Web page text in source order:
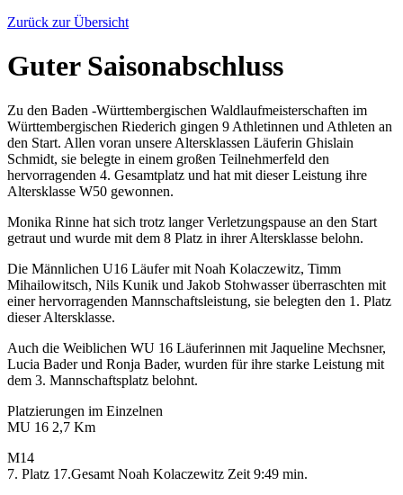
Zurück zur Übersicht
Guter Saisonabschluss
Zu den Baden -Württembergischen Waldlaufmeisterschaften im
Württembergischen Riederich gingen 9 Athletinnen und Athleten an
den Start. Allen voran unsere Altersklassen Läuferin Ghislain
Schmidt, sie belegte in einem großen Teilnehmerfeld den
hervorragenden 4. Gesamtplatz und hat mit dieser Leistung ihre
Altersklasse W50 gewonnen.
Monika Rinne hat sich trotz langer Verletzungspause an den Start
getraut und wurde mit dem 8 Platz in ihrer Altersklasse belohn.
Die Männlichen U16 Läufer mit Noah Kolaczewitz, Timm
Mihailowitsch, Nils Kunik und Jakob Stohwasser überraschten mit
einer hervorragenden Mannschaftsleistung, sie belegten den 1. Platz
dieser Altersklasse.
Auch die Weiblichen WU 16 Läuferinnen mit Jaqueline Mechsner,
Lucia Bader und Ronja Bader, wurden für ihre starke Leistung mit
dem 3. Mannschaftsplatz belohnt.
Platzierungen im Einzelnen
MU 16 2,7 Km
M14
7. Platz 17.Gesamt Noah Kolaczewitz Zeit 9:49 min.